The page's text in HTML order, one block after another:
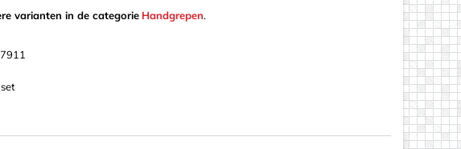
varianten in de categorie Handgrepen.